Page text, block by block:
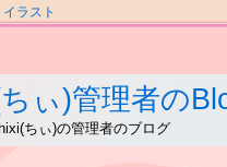
イラスト
ぃ)管理者の
ちぃ)の管理者のブログ